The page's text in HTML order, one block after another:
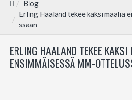
Blog
Erling Haaland tekee kaksi maalia
ssaan
ERLING HAALAND TEKEE
ENSIMMÄISESSÄ MM-